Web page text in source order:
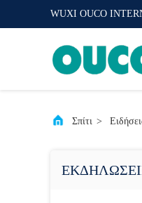
WUXI OUCO
Σπίτι >